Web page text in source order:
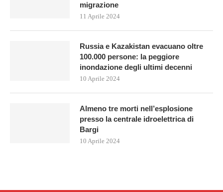
migrazione
11 Aprile 2024
Russia e Kazakistan evacuano oltre
100.000 persone: la peggiore
inondazione degli ultimi decenni
10 Aprile 2024
Almeno tre morti nell’esplosione
presso la centrale idroelettrica di
Bargi
10 Aprile 2024